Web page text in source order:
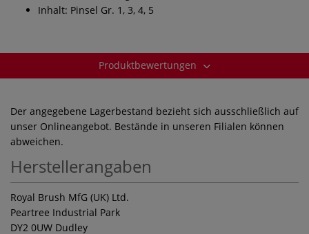
Inhalt: Pinsel Gr. 1, 3, 4, 5
Produktbewertungen
Der angegebene Lagerbestand bezieht sich ausschließlich auf
unser Onlineangebot. Bestände in unseren Filialen können
abweichen.
Herstellerangaben
Royal Brush MfG (UK) Ltd.
Peartree Industrial Park
DY2 0UW Dudley